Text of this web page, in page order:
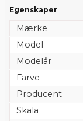
Egenskaper
Mærke
Model
Modelår
Farve
Producent
Skala